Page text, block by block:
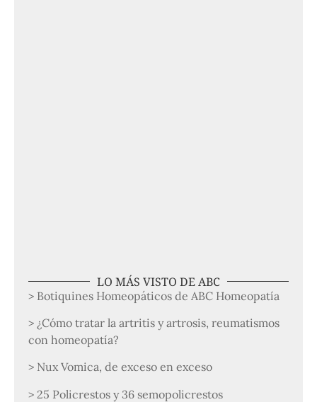
LO MÁS VISTO DE ABC
> Botiquines Homeopáticos de ABC Homeopatía
> ¿Cómo tratar la artritis y artrosis, reumatismos
con homeopatía?
> Nux Vomica, de exceso en exceso
> 25 Policrestos y 36 semopolicrestos